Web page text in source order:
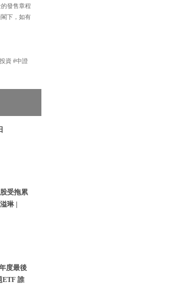
發售章程
下，如有
資 #中證
受拖累
琳 |
度最後
ETF 誰